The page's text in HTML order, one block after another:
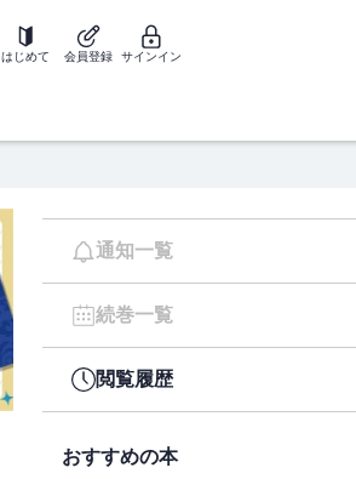
はじめて 会員登録 サインイン
通知一覧
続巻一覧
閲覧履歴
おすすめの本